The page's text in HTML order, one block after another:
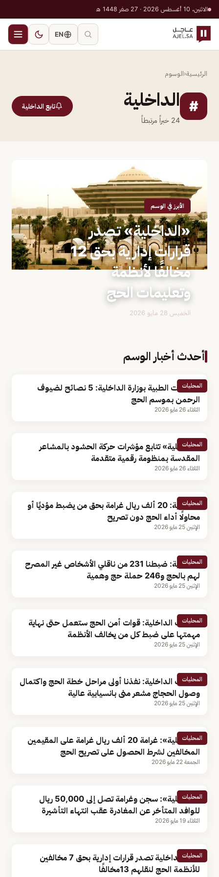
الاثنين، 10 أغسطس 2026 · 27 صفر 1448 هـ
EN
الرئيسية‹الوسوم
# الداخلية
24 خبراً مرتبطاً
تابع الداخلية
الأبرز في الوسم
«الداخلية» تصدر
قرارات إدارية بحق 12
مخالفًا لأنظمة
وتعليمات الحج
الخميس 28 مايو 2026
أحدث أخبار الوسم
المحليات
الخدمات الطبية بوزارة الداخلية: 5 نصائح لضيوف
الرحمن بموسم الحج
الثلاثاء 26 مايو 2026
المحليات
«الداخلية» تتابع مؤشرات حركة الحشود بالمشاعر
المقدسة بمنظومة رقمية متقدمة
الثلاثاء 26 مايو 2026
المحليات
الداخلية: 20 ألف ريال غرامة بحق من يضبط مؤديًا أو
محاولًا أداء الحج دون تصريح
الإثنين 25 مايو 2026
المحليات
الداخلية: ضبطنا 231 من ناقلي الأشخاص غير المصرح
لهم بالحج و246 حملة حج وهمية
الإثنين 25 مايو 2026
المحليات
متحدث الداخلية: قوات أمن الحج ستعمل حتى نهاية
مهمتها على ضبط كل من يخالف الأنظمة
الإثنين 25 مايو 2026
المحليات
متحدث الداخلية: نفذنا أولى مراحل خطة الحج واكتمال
وصول الحجاج مشعر منى بانسيابية عالية
الإثنين 25 مايو 2026
المحليات
«الداخلية»: غرامة 20 ألف ريال غرامة على المقيمين
المخالفين لشرط الحصول على تصريح الحج
الجمعة 22 مايو 2026
المحليات
«الداخلية»: سجن وغرامة تصل إلى 50,000 ريال
للوافد المتأخر عن المغادرة عقب انتهاء التأشيرة
الثلاثاء 19 مايو 2026
المحليات
وزارة الداخلية تصدر قرارات إدارية بحق 7 مخالفين
للأنظمة الحج لنقلهم 13مخالفًا